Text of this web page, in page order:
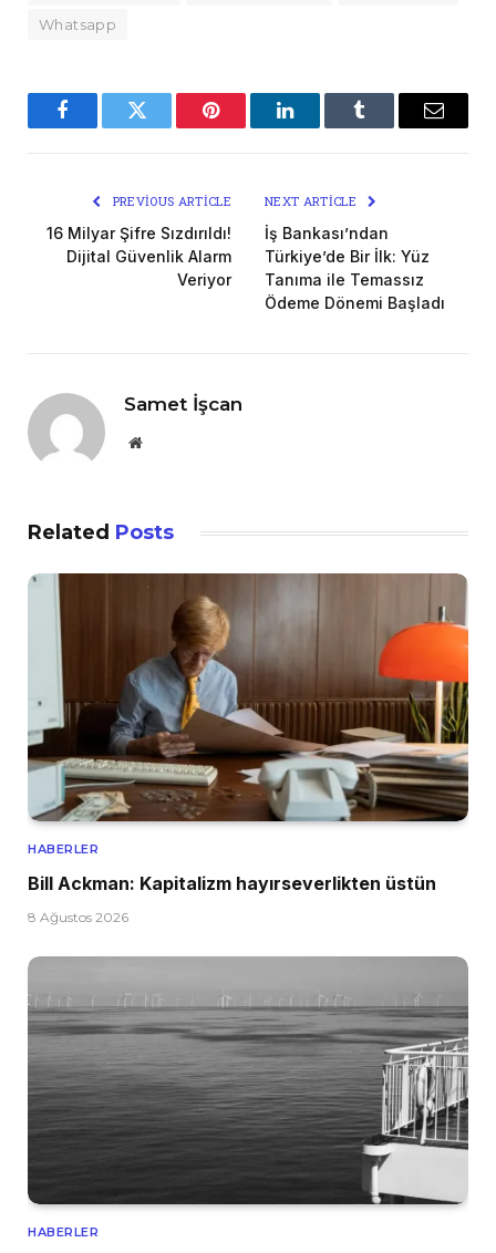
Whatsapp
FacebookTwitter Pinterest LinkedInTumblr Email
PREVIOUS ARTICLE
16 Milyar Şifre Sızdırıldı!
Dijital Güvenlik Alarm
Veriyor
NEXT ARTICLE
İş Bankası’ndan
Türkiye’de Bir İlk: Yüz
Tanıma ile Temassız
Ödeme Dönemi Başladı
Samet İşcan
Website
Related Posts
HABERLER
Bill Ackman: Kapitalizm hayırseverlikten üstün
8 Ağustos 2026
HABERLER